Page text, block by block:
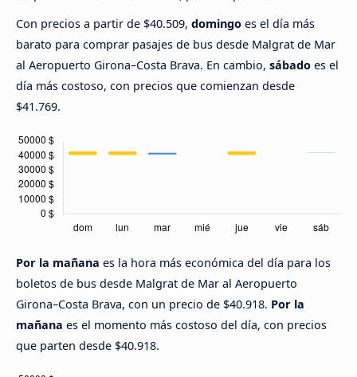
Con precios a partir de $40.509, domingo es el día más
barato para comprar pasajes de bus desde Malgrat de Mar
al Aeropuerto Girona–Costa Brava. En cambio, sábado es el
día más costoso, con precios que comienzan desde
$41.769.
Por la mañana es la hora más económica del día para los
boletos de bus desde Malgrat de Mar al Aeropuerto
Girona–Costa Brava, con un precio de $40.918. Por la
mañana es el momento más costoso del día, con precios
que parten desde $40.918.